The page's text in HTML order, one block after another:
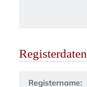
Registerdaten
Registername: